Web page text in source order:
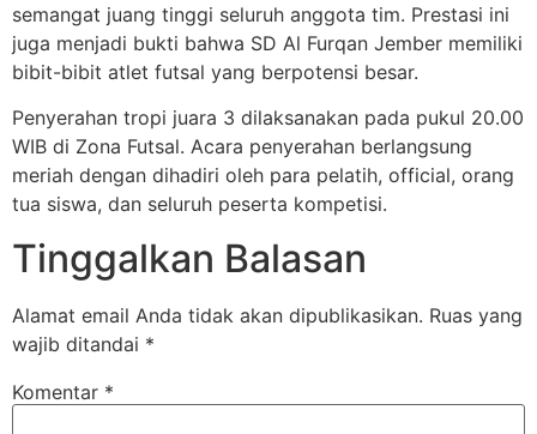
semangat juang tinggi seluruh anggota tim. Prestasi ini
juga menjadi bukti bahwa SD Al Furqan Jember memiliki
bibit-bibit atlet futsal yang berpotensi besar.
Penyerahan tropi juara 3 dilaksanakan pada pukul 20.00
WIB di Zona Futsal. Acara penyerahan berlangsung
meriah dengan dihadiri oleh para pelatih, official, orang
tua siswa, dan seluruh peserta kompetisi.
Tinggalkan Balasan
Alamat email Anda tidak akan dipublikasikan. Ruas yang
wajib ditandai *
Komentar *